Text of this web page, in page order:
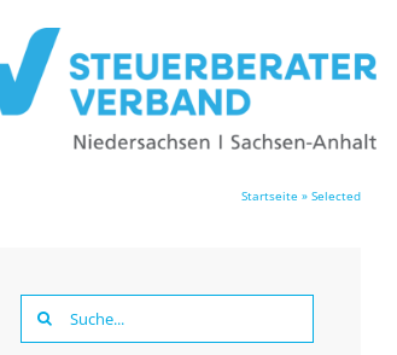
Startseite » Selected
Suche
nach: